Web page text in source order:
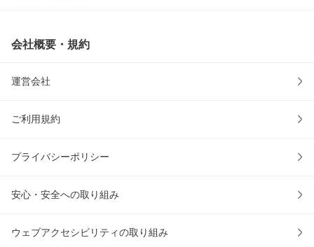
会社概要・規約
運営会社
ご利用規約
プライバシーポリシー
安心・安全への取り組み
ウェブアクセシビリティの取り組み